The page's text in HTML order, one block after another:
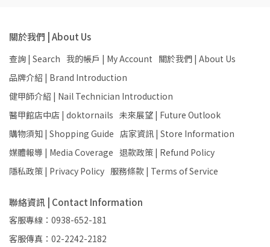
關於我們 | About Us
查詢 | Search 我的帳戶 | My Account 關於我們 | About Us
品牌介紹 | Brand Introduction
健甲師介紹 | Nail Technician Introduction
醫甲館店中店 | doktornails 未來展望 | Future Outlook
購物須知 | Shopping Guide 店家資訊 | Store Information
媒體報導 | Media Coverage 退款政策 | Refund Policy
隱私政策 | Privacy Policy 服務條款 | Terms of Service
聯絡資訊 | Contact Information
客服專線：0938-652-181
客服傳真：02-2242-2182